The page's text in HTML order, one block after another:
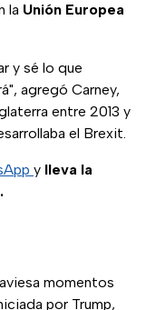
la Unión Europea
y sé lo que
agregó Carney,
entre 2013 y
el Brexit.
y lleva la
momentos
por Trump,